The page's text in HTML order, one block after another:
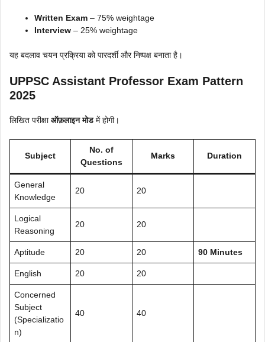
Written Exam – 75% weightage
Interview – 25% weightage
यह बदलाव चयन प्रक्रिया को पारदर्शी और निष्पक्ष बनाता है।
UPPSC Assistant Professor Exam Pattern
2025
लिखित परीक्षाऑफ़लाइन मोडमें होगी।
Subject
No. of
Questions
Marks Duration
General
Knowledge
20 20
Logical
Reasoning
20 20
Aptitude 20 20 90 Minutes
English 20 20
Concerned
Subject
(Specializatio
n)
40 40